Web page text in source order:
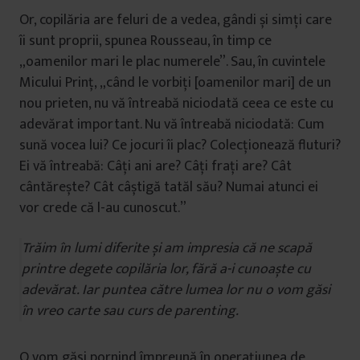
Or, copilăria are feluri de a vedea, gândi și simți care
îi sunt proprii, spunea Rousseau, în timp ce
„oamenilor mari le plac numerele”. Sau, în cuvintele
Micului Prinț, „când le vorbiți [oamenilor mari] de un
nou prieten, nu vă întreabă niciodată ceea ce este cu
adevărat important. Nu vă întreabă niciodată: Cum
sună vocea lui? Ce jocuri îi plac? Colecționează fluturi?
Ei vă întreabă: Câți ani are? Câți frați are? Cât
cântărește? Cât câștigă tatăl său? Numai atunci ei
vor crede că l-au cunoscut.”
Trăim în lumi diferite și am impresia că ne scapă
printre degete copilăria lor, fără a-i cunoaște cu
adevărat. Iar puntea către lumea lor nu o vom găsi
în vreo carte sau curs de parenting.